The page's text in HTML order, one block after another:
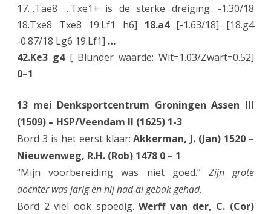
17…Tae8 …Txe1+ is de sterke dreiging. -1.30/18
18.Txe8 Txe8 19.Lf1 h6] 18.a4[-1.63/18] [18.g4
-0.87/18 Lg6 19.Lf1] …
42.Ke3 g4 [ Blunder waarde: Wit=1.03/Zwart=0.52]
0–1
13 mei Denksportcentrum Groningen Assen III
(1509) – HSP/Veendam II (1625) 1-3
Bord 3 is het eerst klaar:Akkerman, J. (Jan) 1520 –
Nieuwenweg, R.H. (Rob) 1478 0 – 1
“Mijn voorbereiding was niet goed.” Zijn grote
dochter was jarig en hij had al gebak gehad.
Bord 2 viel ook spoedig.Werff van der, C. (Cor)